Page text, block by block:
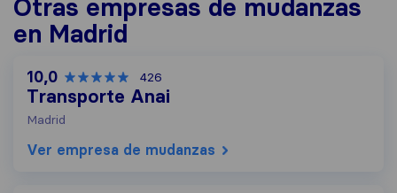
Otras empresas de mudanzas
en Madrid
10,0 426
Transporte Anai
Madrid
Ver empresa de mudanzas